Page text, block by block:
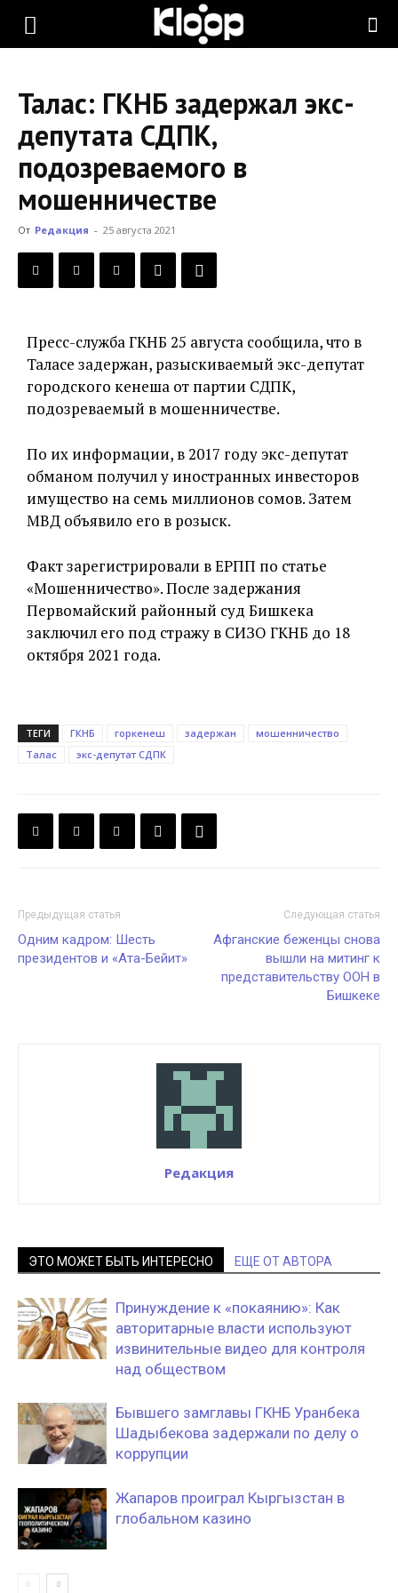
KLOOP.KG
Новости
Кыргызстана
Талас: ГКНБ задержал экс-
депутата СДПК,
подозреваемого в
мошенничестве
От Редакция - 25 августа 2021
Пресс-служба ГКНБ 25 августа сообщила, что в
Таласе задержан, разыскиваемый экс-депутат
городского кенеша от партии СДПК,
подозреваемый в мошенничестве.
По их информации, в 2017 году экс-депутат
обманом получил у иностранных инвесторов
имущество на семь миллионов сомов. Затем
МВД объявило его в розыск.
Факт зарегистрировали в ЕРПП по статье
«Мошенничество». После задержания
Первомайский районный суд Бишкека
заключил его под стражу в СИЗО ГКНБ до 18
октября 2021 года.
ТЕГИ ГКНБ горкенеш задержан
мошенничество
Талас
экс-депутат СДПК
Предыдущая статья
Одним кадром: Шесть
президентов и «Ата-Бейит»
Следующая статья
Афганские беженцы снова
вышли на митинг к
представительству ООН в
Бишкеке
Редакция
ЭТО МОЖЕТ БЫТЬ ИНТЕРЕСНО ЕЩЕ ОТ АВТОРА
Принуждение к «покаянию»: Как
авторитарные власти используют
извинительные видео для контроля
над обществом
Бывшего замглавы ГКНБ Уранбека
Шадыбекова задержали по делу о
коррупции
Жапаров проиграл Кыргызстан в
глобальном казино